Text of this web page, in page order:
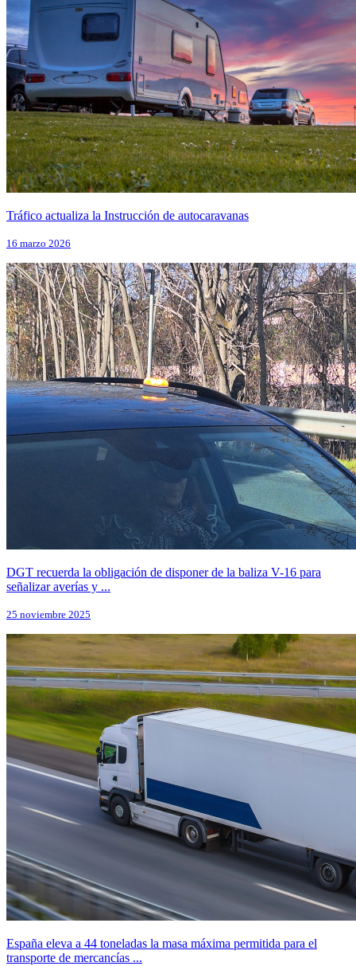
Tráfico actualiza la Instrucción de autocaravanas
16 marzo 2026
DGT recuerda la obligación de disponer de la baliza V-16 para
señalizar averías y ...
25 noviembre 2025
España eleva a 44 toneladas la masa máxima permitida para el
transporte de mercancías ...